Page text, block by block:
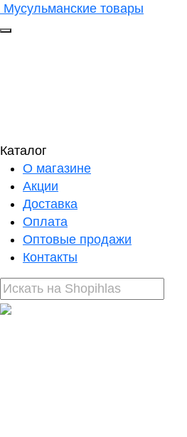
Мусульманские товары
Каталог
О магазине
Акции
Доставка
Оплата
Оптовые продажи
Контакты